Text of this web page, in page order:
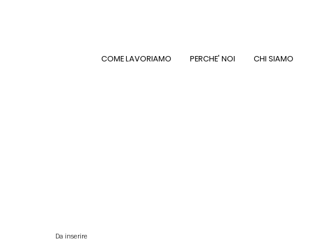
COME LAVORIAMO PERCHE' NOI CHI SIAMO
Da inserire